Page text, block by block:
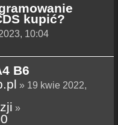
kupić?
10:04
B6
» 19 kwie 2022,
»